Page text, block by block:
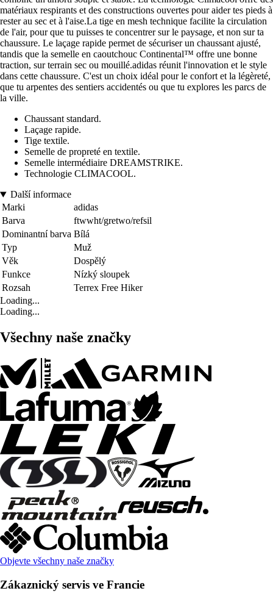
matériaux respirants et des constructions ouvertes pour aider tes pieds à
rester au sec et à l'aise.La tige en mesh technique facilite la circulation
de l'air, pour que tu puisses te concentrer sur le paysage, et non sur ta
chaussure. Le laçage rapide permet de sécuriser un chaussant ajusté,
tandis que la semelle en caoutchouc Continental™ offre une bonne
traction, sur terrain sec ou mouillé.adidas réunit l'innovation et le style
dans cette chaussure. C'est un choix idéal pour le confort et la légèreté,
que tu arpentes des sentiers accidentés ou que tu explores les parcs de
la ville.
Chaussant standard.
Laçage rapide.
Tige textile.
Semelle de propreté en textile.
Semelle intermédiaire DREAMSTRIKE.
Technologie CLIMACOOL.
Další informace
Marki
adidas
Barva
ftwwht/gretwo/refsil
Dominantní barva Bílá
Typ
Muž
Věk
Dospělý
Funkce
Nízký sloupek
Rozsah
Terrex Free Hiker
Loading...
Loading...
Všechny naše značky
Objevte všechny naše značky
Zákaznický servis ve Francie